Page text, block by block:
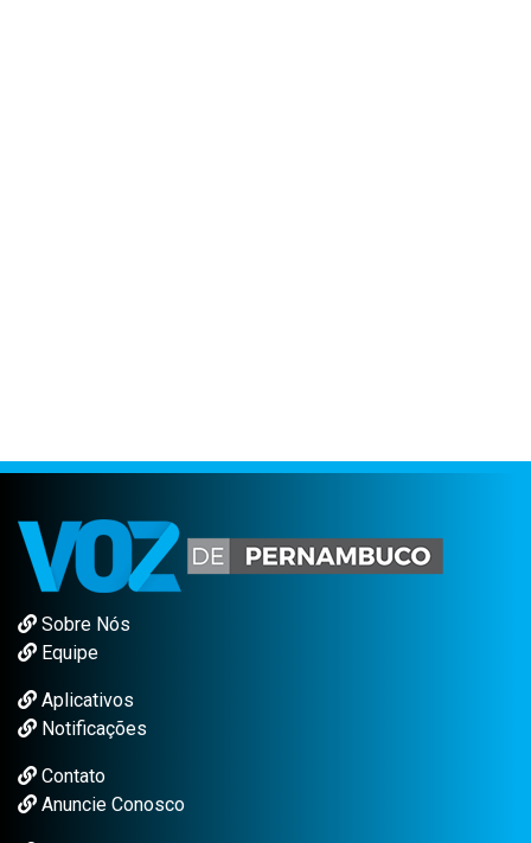
Sobre Nós
Equipe
Aplicativos
Notificações
Contato
Anuncie Conosco